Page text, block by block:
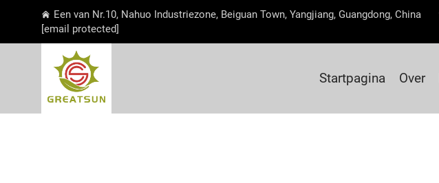
Een van Nr.10, Nahuo Industriezone, Beiguan Town, Yangjiang, Guangdong, China
[email protected]
Startpagina Over